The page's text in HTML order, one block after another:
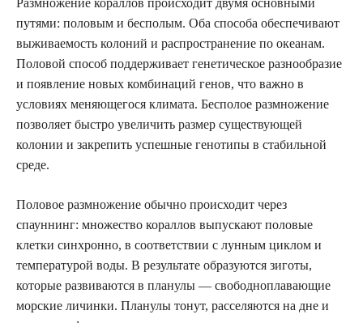
путями: половым и бесполым. Оба способа обеспечивают
выживаемость колоний и распространение по океанам.
Половой способ поддерживает генетическое разнообразие
и появление новых комбинаций генов, что важно в
условиях меняющегося климата. Бесполое размножение
позволяет быстро увеличить размер существующей
колонии и закрепить успешные генотипы в стабильной
среде.
Половое размножение обычно происходит через
спауннинг: множество кораллов выпускают половые
клетки синхронно, в соответствии с лунным циклом и
температурой воды. В результате образуются зиготы,
которые развиваются в планулы — свободноплавающие
морские личинки. Планулы тонут, расселяются на дне и